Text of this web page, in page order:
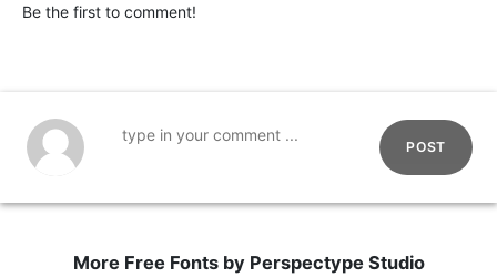
Be the first to comment!
POST
More Free Fonts by Perspectype Studio